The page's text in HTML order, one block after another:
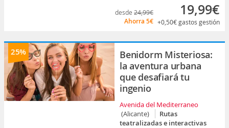
desde 24,99€
Ahorra 5€
19,99€
+0,50€gastos gestión
25%
Benidorm Misteriosa:
la aventura urbana
que desafiará tu
ingenio
Avenida del Mediterraneo
(Alicante)
Rutas
teatralizadas e interactivas